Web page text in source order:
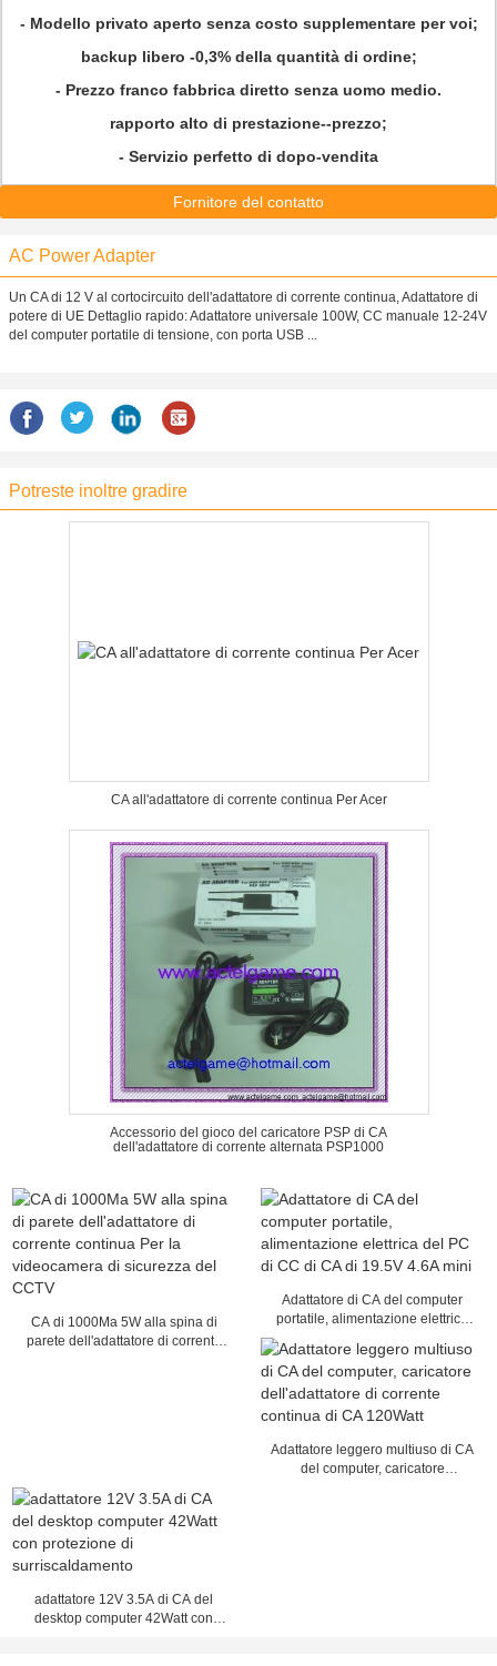
- Modello privato aperto senza costo supplementare per voi;
backup libero -0,3% della quantità di ordine;
- Prezzo franco fabbrica diretto senza uomo medio.
rapporto alto di prestazione--prezzo;
- Servizio perfetto di dopo-vendita
Fornitore del contatto
AC Power Adapter
Un CA di 12 V al cortocircuito dell'adattatore di corrente continua, Adattatore di
potere di UE Dettaglio rapido: Adattatore universale 100W, CC manuale 12-24V
del computer portatile di tensione, con porta USB ...
Potreste inoltre gradire
CA all'adattatore di corrente continua Per Acer
Accessorio del gioco del caricatore PSP di CA
dell'adattatore di corrente alternata PSP1000
CA di 1000Ma 5W alla spina di
parete dell'adattatore di corrente
Adattatore di CA del computer
portatile, alimentazione elettrica
del PC di CC di CA di 19.5V 4.6A
mini
Adattatore leggero multiuso di CA
del computer, caricatore
adattatore 12V 3.5A di CA del
desktop computer 42Watt con